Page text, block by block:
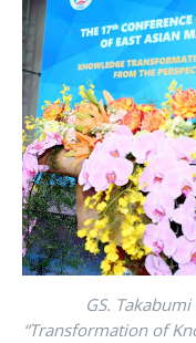
GS.
“Transformation of